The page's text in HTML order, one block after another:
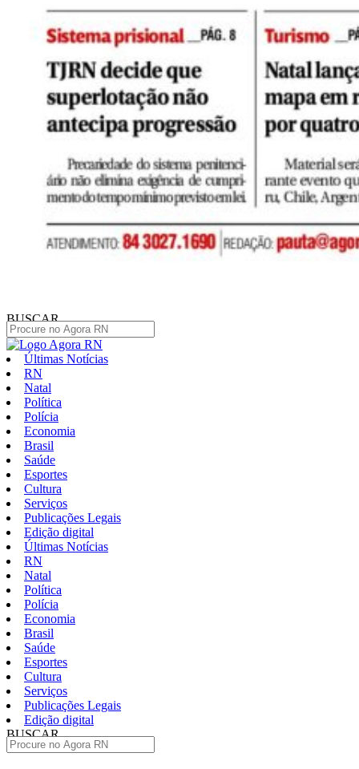
BUSCAR
Últimas Notícias
RN
Natal
Política
Polícia
Economia
Brasil
Saúde
Esportes
Cultura
Serviços
Publicações Legais
Edição digital
Últimas Notícias
RN
Natal
Política
Polícia
Economia
Brasil
Saúde
Esportes
Cultura
Serviços
Publicações Legais
Edição digital
BUSCAR